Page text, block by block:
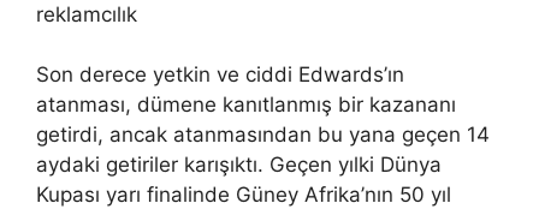
reklamcılık
Son derece yetkin ve ciddi Edwards’ın
atanması, dümene kanıtlanmış bir kazananı
getirdi, ancak atanmasından bu yana geçen 14
aydaki getiriler karışıktı. Geçen yılki Dünya
Kupası yarı finalinde Güney Afrika’nın 50 yıl